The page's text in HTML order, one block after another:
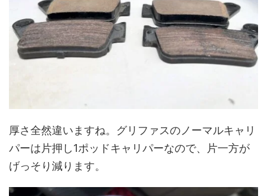
厚さ全然違いますね。グリファスのノーマルキャリ
パーは片押し1ポッドキャリパーなので、片一方が
げっそり減ります。